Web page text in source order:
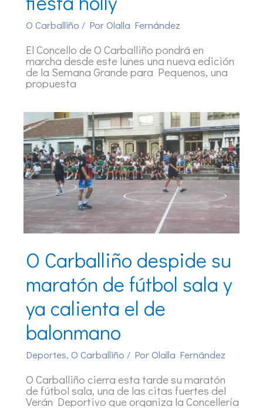
O Carballiño / PorOlalla Fernández
El Concello de O Carballiño pondrá en
marcha desde este lunes una nueva edición
de la Semana Grande para Pequenos, una
propuesta
O Carballiño despide su
maratón de fútbol sala y
ya calienta el de
balonmano
Deportes, O Carballiño / PorOlalla Fernández
O Carballiño cierra esta tarde su maratón
de fútbol sala, una de las citas fuertes del
Verán Deportivo que organiza la Concellería